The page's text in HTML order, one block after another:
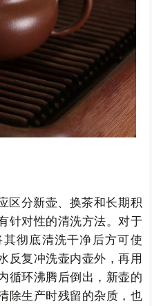
区分新壶、换茶和长期积
针对性的清洗方法。对于
彻底清洗干净后方可使
反复冲洗壶内壶外，再用
循环沸腾后倒出，新壶的
除生产时残留的杂质，也